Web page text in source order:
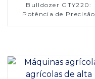
Bulldozer GTY220:
Potência de Precisão